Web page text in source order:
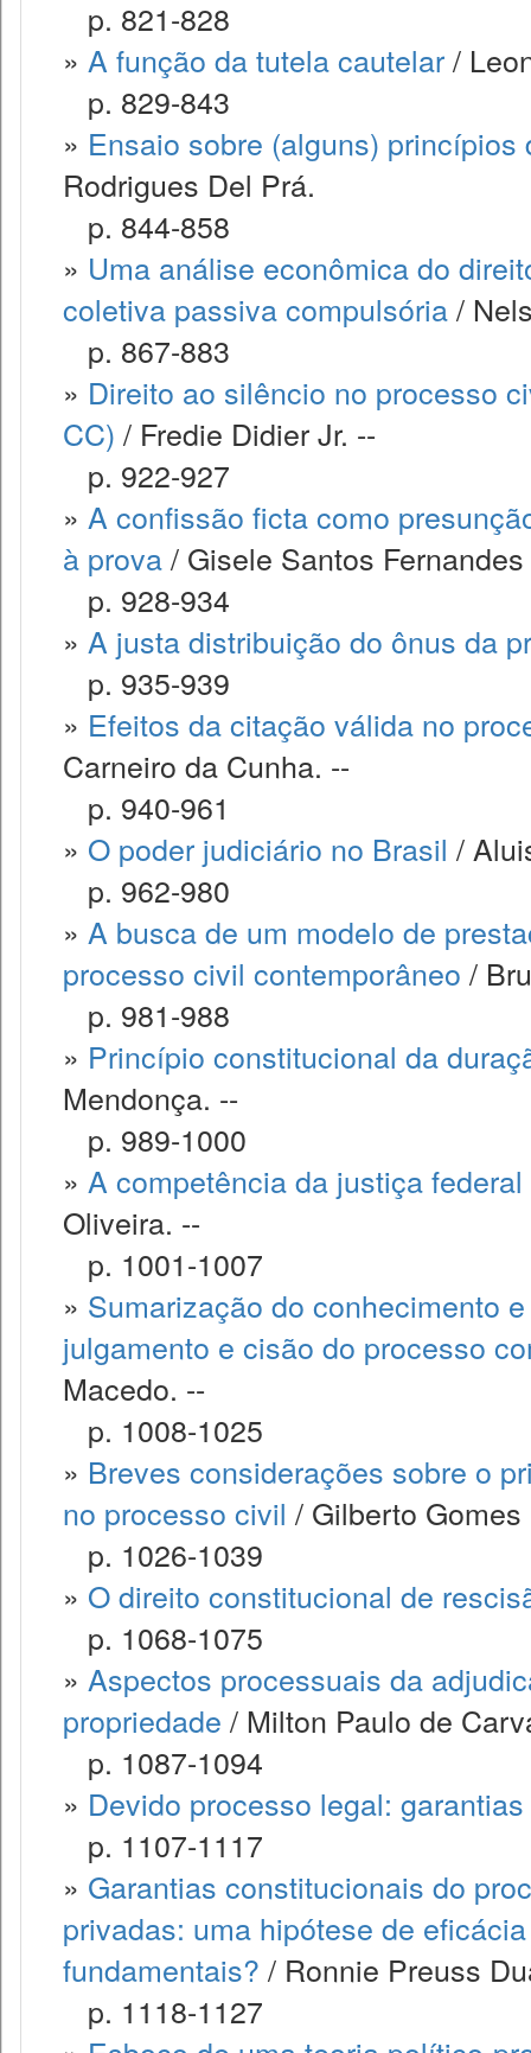
p. 821-828
» A função da tutela cautelar/
p. 829-843
» Ensaio sobre (alguns)
Rodrigues Del Prá.
p. 844-858
» Uma análise econômica do
coletiva passiva compulsória/
p. 867-883
» Direito ao silêncio no processo
CC) / Fredie Didier Jr. --
p. 922-927
» A confissão ficta como
à prova/ Gisele Santos
p. 928-934
» A justa distribuição do ônus da
p. 935-939
» Efeitos da citação válida no
Carneiro da Cunha. --
p. 940-961
» O poder judiciário no Brasil /
p. 962-980
» A busca de um modelo de
processo civil contemporâneo /
p. 981-988
» Princípio constitucional da
Mendonça. --
p. 989-1000
» A competência da justiça
Oliveira. --
p. 1001-1007
» Sumarização do conhecimento
julgamento e cisão do processo
Macedo. --
p. 1008-1025
» Breves considerações sobre o
no processo civil / Gilberto
p. 1026-1039
» O direito constitucional de
p. 1068-1075
» Aspectos processuais da
propriedade / Milton Paulo de
p. 1087-1094
» Devido processo legal:
p. 1107-1117
» Garantias constitucionais do
privadas: uma hipótese de
fundamentais? / Ronnie Preuss
p. 1118-1127